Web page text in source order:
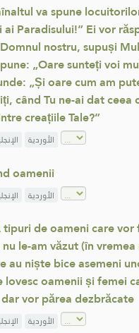
va spune
ai Paradisului!” Ei vor
nostru, supuși
„Oare sunteți voi
„Și oare cum am
când Tu ne-ai dat ceea
creațiile Tale?”
الأوردية
oamenii
الأوردية
tipuri de oameni care
le-am văzut (în
au niște bice asemeni
lovesc oamenii și femei
vor părea dezbrăcate
الأوردية